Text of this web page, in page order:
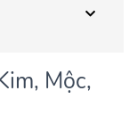
Mộc,